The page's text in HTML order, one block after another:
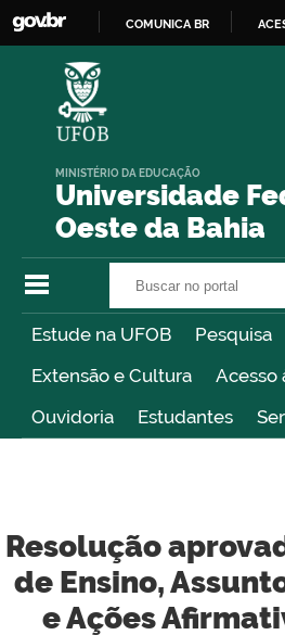
COMUNICA BR
Universidade
Oeste da Bahia
MINISTÉRIO DA EDUCAÇÃO
Estude na UFOB
Pesquisa
Extensão e Cultura
Acesso
Ouvidoria
Estudantes
Resolução
de Ensino,
e Ações